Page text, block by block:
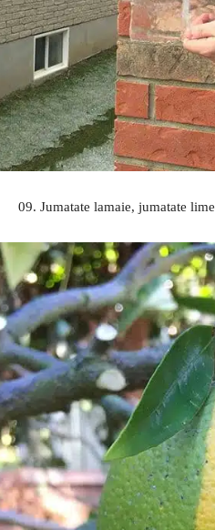
09. Jumatate lamaie, jumatate lime